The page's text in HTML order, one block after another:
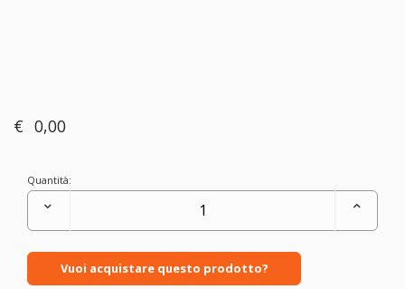
€ 0,00
Quantità:
Vuoi acquistare questo prodotto?